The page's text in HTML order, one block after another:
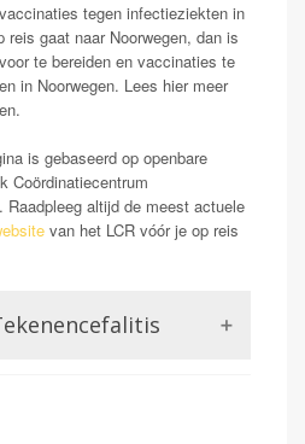
tegen infectieziekten in
reis gaat naar Noorwegen, dan is
te bereiden en vaccinaties te
in Noorwegen. Lees hier meer
is gebaseerd op openbare
Coördinatiecentrum
Raadpleeg altijd de meest actuele
van het LCR vóór je op reis